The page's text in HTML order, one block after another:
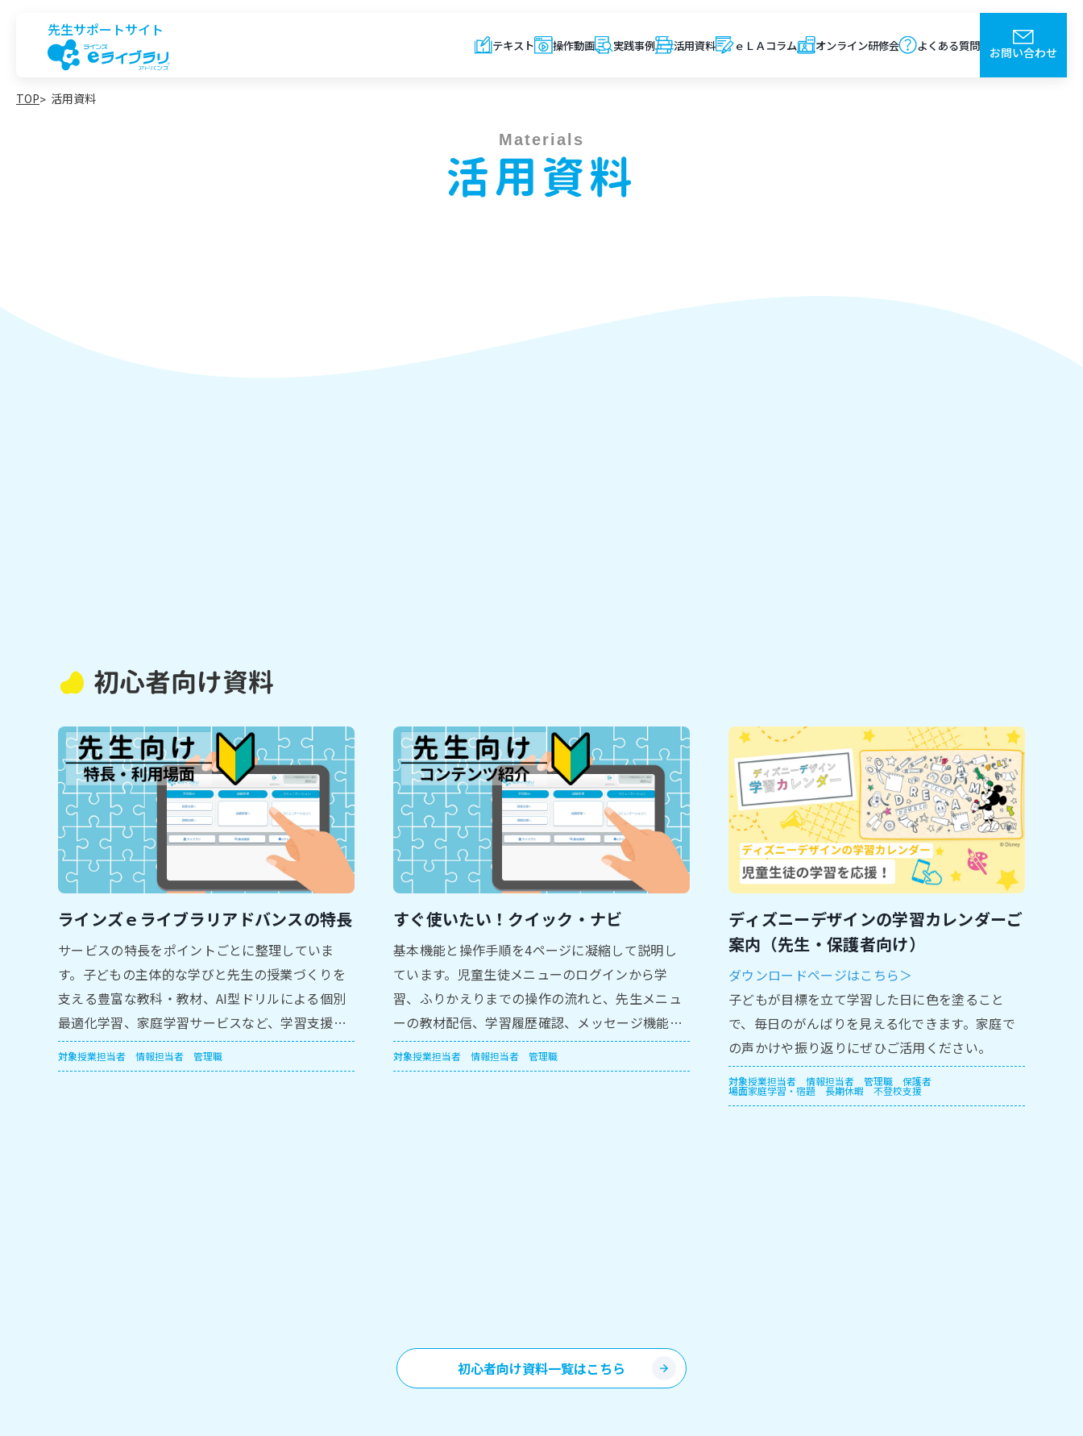
先生サポートサイト
テキスト 操作動画 実践事例 活用資料 ｅＬＡコラム オンライン研修会 よくある質問 お問い合わせ
TOP 活用資料
Materials
活用資料
初心者向け資料
ラインズｅライブラリアドバンスの特長
サービスの特長をポイントごとに整理していま
す。子どもの主体的な学びと先生の授業づくりを
支える豊富な教科・教材、AI型ドリルによる個別
最適化学習、家庭学習サービスなど、学習支援の
全体像をつかむのに役立ちます。
対象授業担当者 情報担当者 管理職
すぐ使いたい！クイック・ナビ
基本機能と操作手順を4ページに凝縮して説明し
ています。児童生徒メニューのログインから学
習、ふりかえりまでの操作の流れと、先生メニュ
ーの教材配信、学習履歴確認、メッセージ機能を
紹介しています。
対象授業担当者 情報担当者 管理職
ディズニーデザインの学習カレンダーご
案内（先生・保護者向け）
ダウンロードページはこちら＞
子どもが目標を立て学習した日に色を塗ること
で、毎日のがんばりを見える化できます。家庭で
の声かけや振り返りにぜひご活用ください。
対象授業担当者 情報担当者 管理職 保護者
場面家庭学習・宿題 長期休暇 不登校支援
初心者向け資料一覧はこちら